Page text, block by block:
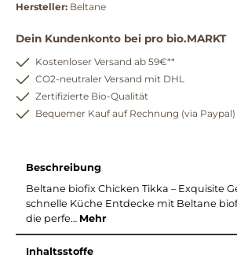
Hersteller: Beltane
Dein Kundenkonto bei pro bio.MARKT
Kostenloser Versand ab 59€**
CO2-neutraler Versand mit DHL
Zertifizierte Bio-Qualität
Bequemer Kauf auf Rechnung (via Paypal)
Beschreibung
Beltane biofix Chicken Tikka – Exquisite
schnelle Küche Entdecke mit Beltane
die perfe… Mehr
Inhaltsstoffe